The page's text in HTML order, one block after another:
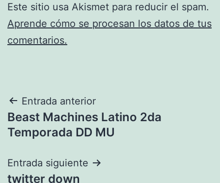
Este sitio usa Akismet para reducir el spam.
Aprende cómo se procesan los datos de tus
comentarios.
Navegación
de
Entrada anterior
Beast Machines Latino 2da
Temporada DD MU
Entrada siguiente
twitter down